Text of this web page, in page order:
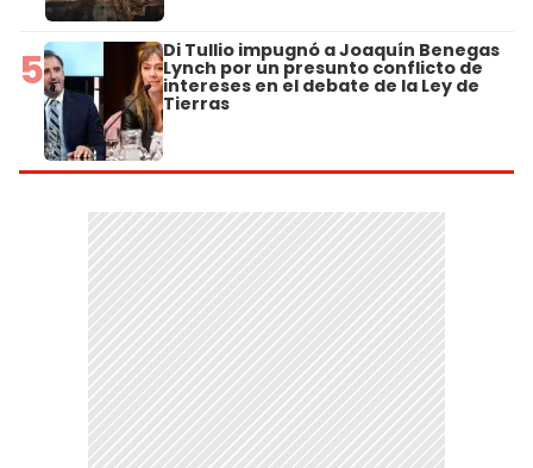
5 Di Tullio impugnó a Joaquín Benegas
Lynch por un presunto conflicto de
intereses en el debate de la Ley de
Tierras